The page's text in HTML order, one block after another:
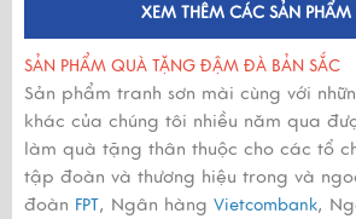
XEM THÊM CÁC SẢN PHẨM
SẢN PHẨM QUÀ TẶNG ĐẬM ĐÀ BẢN SẮC
Sản phẩm tranh sơn mài cùng với
khác của chúng tôi nhiều năm qua
làm quà tặng thân thuộc cho các tổ
tập đoàn và thương hiệu trong và
đoàn FPT, Ngân hàng Vietcombank,